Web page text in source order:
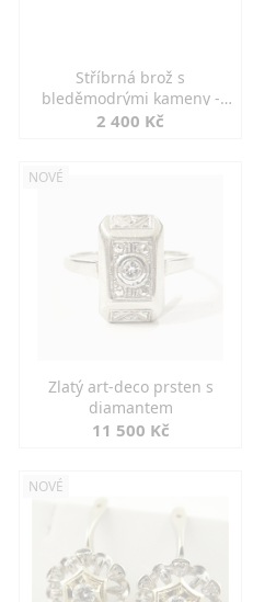
Stříbrná brož s
bleděmodrými kameny -
jemná elegance
2 400 Kč
NOVÉ
Zlatý art-deco prsten s
diamantem
11 500 Kč
NOVÉ